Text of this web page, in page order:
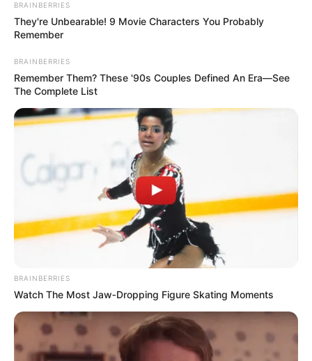
BRAINBERRIES
They're Unbearable! 9 Movie Characters You Probably
Remember
BRAINBERRIES
Remember Them? These '90s Couples Defined An Era—See
The Complete List
BRAINBERRIES
Watch The Most Jaw‑Dropping Figure Skating Moments